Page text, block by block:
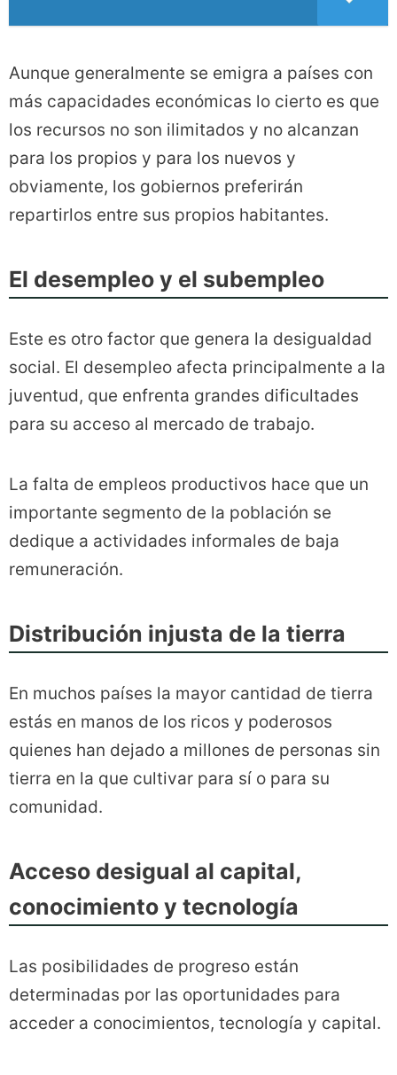
Aunque generalmente se emigra a países con
más capacidades económicas lo cierto es que
los recursos no son ilimitados y no alcanzan
para los propios y para los nuevos y
obviamente, los gobiernos preferirán
repartirlos entre sus propios habitantes.
El desempleo y el subempleo
Este es otro factor que genera la desigualdad
social. El desempleo afecta principalmente a la
juventud, que enfrenta grandes dificultades
para su acceso al mercado de trabajo.
La falta de empleos productivos hace que un
importante segmento de la población se
dedique a actividades informales de baja
remuneración.
Distribución injusta de la tierra
En muchos países la mayor cantidad de tierra
estás en manos de los ricos y poderosos
quienes han dejado a millones de personas sin
tierra en la que cultivar para sí o para su
comunidad.
Acceso desigual al capital,
conocimiento y tecnología
Las posibilidades de progreso están
determinadas por las oportunidades para
acceder a conocimientos, tecnología y capital.